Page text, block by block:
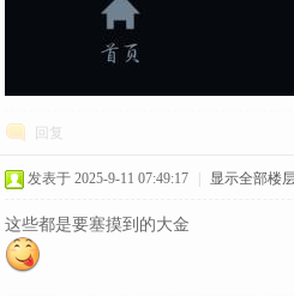
回复
发表于 2025-9-11 07:49:17 显示全部楼
这些都是要塞摸到的大金